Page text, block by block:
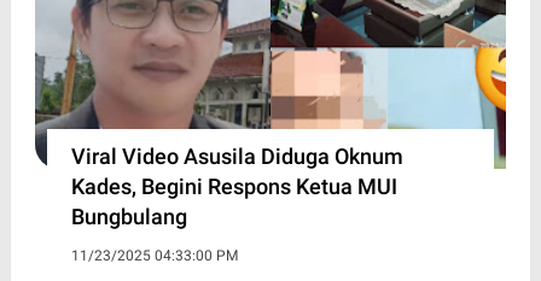
Viral Video Asusila Diduga Oknum
Kades, Begini Respons Ketua MUI
Bungbulang
11/23/2025 04:33:00 PM